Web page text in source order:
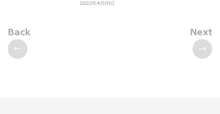
2022年4月01日
Back Next